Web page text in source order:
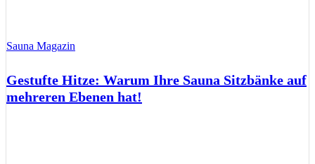
Sauna Magazin
Gestufte Hitze: Warum Ihre Sauna Sitzbänke auf
mehreren Ebenen hat!